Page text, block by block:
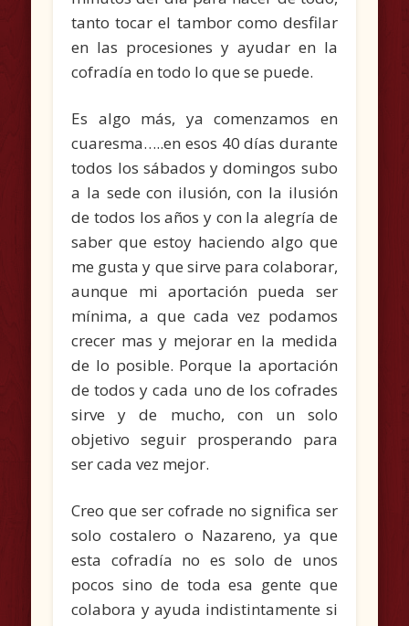
tanto tocar el tambor como desfilar
en las procesiones y ayudar en la
cofradía en todo lo que se puede.
Es algo más, ya comenzamos en
cuaresma…..en esos 40 días durante
todos los sábados y domingos subo
a la sede con ilusión, con la ilusión
de todos los años y con la alegría de
saber que estoy haciendo algo que
me gusta y que sirve para colaborar,
aunque mi aportación pueda ser
mínima, a que cada vez podamos
crecer mas y mejorar en la medida
de lo posible. Porque la aportación
de todos y cada uno de los cofrades
sirve y de mucho, con un solo
objetivo seguir prosperando para
ser cada vez mejor.
Creo que ser cofrade no significa ser
solo costalero o Nazareno, ya que
esta cofradía no es solo de unos
pocos sino de toda esa gente que
colabora y ayuda indistintamente si